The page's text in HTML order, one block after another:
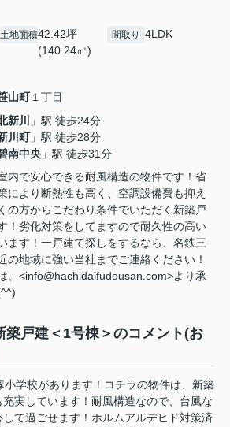
土地面積42.42坪
(140.24㎡)
間取り 4LDK
山町１丁目
新川
」駅 徒歩24分
川町」駅 徒歩28分
南中央 」駅 徒歩31分
内で安心できる耐風構造の物件です！省
により断熱性も高く、空調設備費も抑え
の方からこだわり条件でいただく新築戸
！劣化対策をしてますので耐久性の高い
ます！一戸建て探しをするなら、名鉄三
の地域に強い当社までご連絡ください！
、<info@hachidaifudousan.com>より承
戸建＜1号棟＞のコメント(お
学校があります！コチラの物件は、新築
実しています！耐風構造なので、台風な
て過ごせます！ホルムアルデヒド対策済